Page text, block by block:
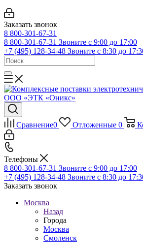
Заказать звонок
8 800-301-67-31
8 800-301-67-31 Звоните с 9:00 до 17:00
+7 (495) 128-34-48 Звоните с 8:30 до
Сравнение0 Отложенные 0
Телефоны
8 800-301-67-31 Звоните с 9:00 до 17:00
+7 (495) 128-34-48 Звоните с 8:30 до
Заказать звонок
Москва
Назад
Города
Москва
Смоленск